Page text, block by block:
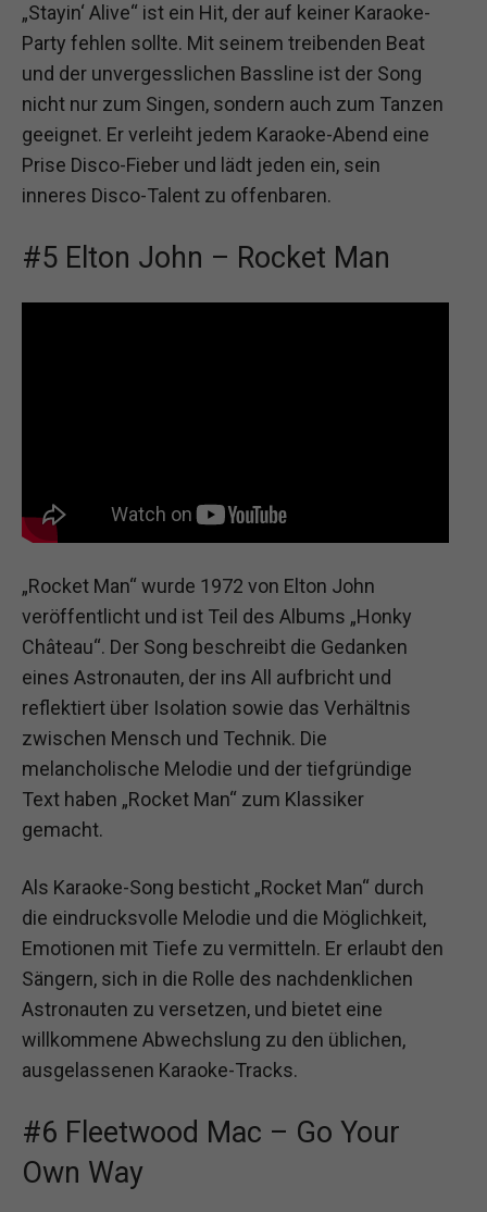
„Stayin‘ Alive“ ist ein Hit, der auf keiner Karaoke-
Party fehlen sollte. Mit seinem treibenden Beat
und der unvergesslichen Bassline ist der Song
nicht nur zum Singen, sondern auch zum Tanzen
geeignet. Er verleiht jedem Karaoke-Abend eine
Prise Disco-Fieber und lädt jeden ein, sein
inneres Disco-Talent zu offenbaren.
#5 Elton John – Rocket Man
„Rocket Man“ wurde 1972 von Elton John
veröffentlicht und ist Teil des Albums „Honky
Château“. Der Song beschreibt die Gedanken
eines Astronauten, der ins All aufbricht und
reflektiert über Isolation sowie das Verhältnis
zwischen Mensch und Technik. Die
melancholische Melodie und der tiefgründige
Text haben „Rocket Man“ zum Klassiker
gemacht.
Als Karaoke-Song besticht „Rocket Man“ durch
die eindrucksvolle Melodie und die Möglichkeit,
Emotionen mit Tiefe zu vermitteln. Er erlaubt den
Sängern, sich in die Rolle des nachdenklichen
Astronauten zu versetzen, und bietet eine
willkommene Abwechslung zu den üblichen,
ausgelassenen Karaoke-Tracks.
#6 Fleetwood Mac – Go Your
Own Way